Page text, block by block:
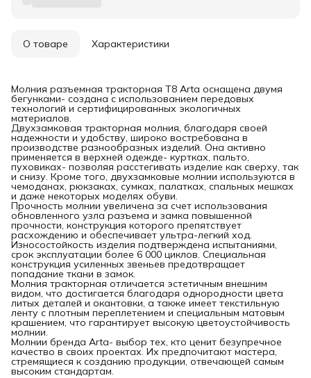
О товаре Характеристики
Молния разъемная тракторная T8 Arta оснащена двумя
бегунками- создана с использованием передовых
технологий и сертифицированных экологичных
материалов.
Двухзамковая тракторная молния, благодаря своей
надежности и удобству, широко востребована в
производстве разнообразных изделий. Она активно
применяется в верхней одежде- куртках, пальто,
пуховиках- позволяя расстегивать изделие как сверху, так
и снизу. Кроме того, двухзамковые молнии используются в
чемоданах, рюкзаках, сумках, палатках, спальных мешках
и даже некоторых моделях обуви.
Прочность молнии увеличена за счет использования
обновленного узла разъема и замка повышенной
прочности, конструкция которого препятствует
расхождению и обеспечивает ультра-легкий ход.
Износостойкость изделия подтверждена испытаниями,
срок эксплуатации более 6 000 циклов. Специальная
конструкция усиленных звеньев предотвращает
попадание ткани в замок.
Молния тракторная отличается эстетичным внешним
видом, что достигается благодаря однородности цвета
литых деталей и окантовки, а также имеет текстильную
ленту с плотным переплетением и специальным матовым
крашением, что гарантирует высокую цветоустойчивость
молнии.
Молнии бренда Arta- выбор тех, кто ценит безупречное
качество в своих проектах. Их предпочитают мастера,
стремящиеся к созданию продукции, отвечающей самым
высоким стандартам.